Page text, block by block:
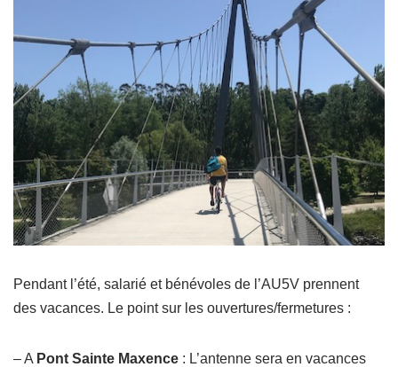
Pendant l’été, salarié et bénévoles de l’AU5V prennent
des vacances. Le point sur les ouvertures/fermetures :
– A Pont Sainte Maxence : L’antenne sera en vacances